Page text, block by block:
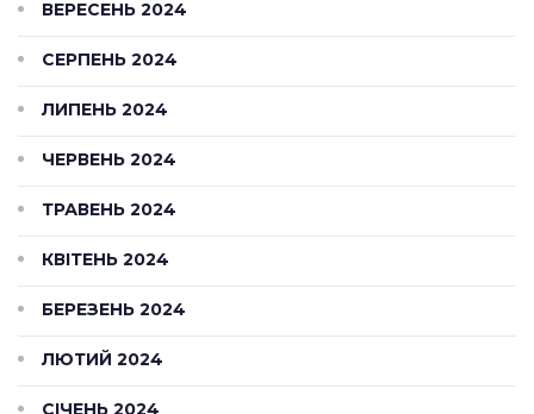
ВЕРЕСЕНЬ 2024
СЕРПЕНЬ 2024
ЛИПЕНЬ 2024
ЧЕРВЕНЬ 2024
ТРАВЕНЬ 2024
КВІТЕНЬ 2024
БЕРЕЗЕНЬ 2024
ЛЮТИЙ 2024
СІЧЕНЬ 2024